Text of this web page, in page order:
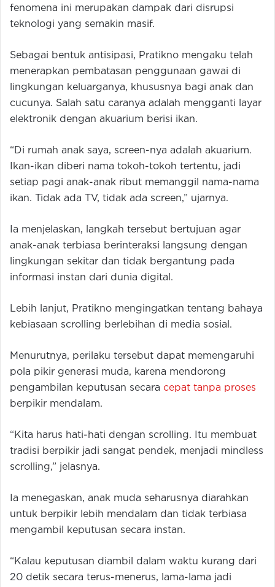
fenomena ini merupakan dampak dari disrupsi
teknologi yang semakin masif.
Sebagai bentuk antisipasi, Pratikno mengaku telah
menerapkan pembatasan penggunaan gawai di
lingkungan keluarganya, khususnya bagi anak dan
cucunya. Salah satu caranya adalah mengganti layar
elektronik dengan akuarium berisi ikan.
“Di rumah anak saya, screen-nya adalah akuarium.
Ikan-ikan diberi nama tokoh-tokoh tertentu, jadi
setiap pagi anak-anak ribut memanggil nama-nama
ikan. Tidak ada TV, tidak ada screen,” ujarnya.
Ia menjelaskan, langkah tersebut bertujuan agar
anak-anak terbiasa berinteraksi langsung dengan
lingkungan sekitar dan tidak bergantung pada
informasi instan dari dunia digital.
Lebih lanjut, Pratikno mengingatkan tentang bahaya
kebiasaan scrolling berlebihan di media sosial.
Menurutnya, perilaku tersebut dapat memengaruhi
pola pikir generasi muda, karena mendorong
pengambilan keputusan secara cepat tanpa proses
berpikir mendalam.
“Kita harus hati-hati dengan scrolling. Itu membuat
tradisi berpikir jadi sangat pendek, menjadi mindless
scrolling,” jelasnya.
Ia menegaskan, anak muda seharusnya diarahkan
untuk berpikir lebih mendalam dan tidak terbiasa
mengambil keputusan secara instan.
“Kalau keputusan diambil dalam waktu kurang dari
20 detik secara terus-menerus, lama-lama jadi